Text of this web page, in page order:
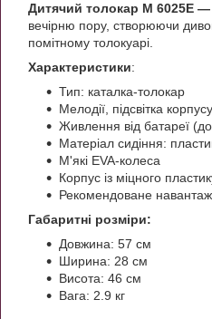
Дитячий толокар M 6025E —
вечірню пору, створюючи
помітному толокуарі.
Характеристики:
Тип: каталка-толокар
Мелодії, підсвітка корпусу
Живлення від батареї
Матеріал сидіння:
М'які EVA-колеса
Корпус із міцного
Рекомендоване
Габаритні розміри:
Довжина: 57 см
Ширина: 28 см
Висота: 46 см
Вага: 2.9 кг